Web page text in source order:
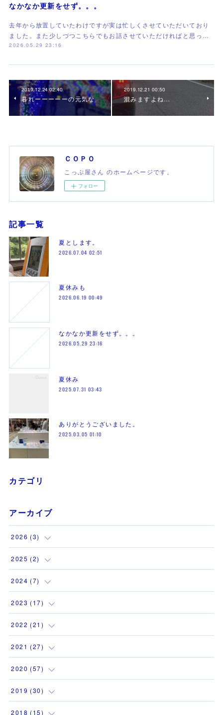
なかなか更新をせず。。。
去年から放置していたわけですが実は忙しくさせていただいており
ました。また少しづつこちらでもお話させていただければと思っ…
2026.05.29 23:16
2019.12.24 02:40
暮れーーーーーの元気な
2019.12.21 00:50
混みますよね…
ＣＯＰＯ
こっぷ屋さん のホームページです。
フォロー
記事一覧
夏とします。
2026.07.04 02:51
夏休みも
2026.06.19 00:49
なかなか更新をせず。。。
2026.05.29 23:16
夏休み
2025.07.31 03:43
ありがとうございました。
2025.03.05 01:10
カテゴリ
アーカイブ
2026 (3)
(1
(1
(1)
2025 (2)
(1
(1)
2024 (7)
(1)
(1 )
(1)
(1)
2023 (17)
(1 )
(3)
(1)
( 2 )
2022 (21 )
(2)
(1)
(3)
( 1)
2021 (27)
(1)
(2)
( 2)
2020 (57)
(4)
(6)
2019 (30)
(12
2018 (15)